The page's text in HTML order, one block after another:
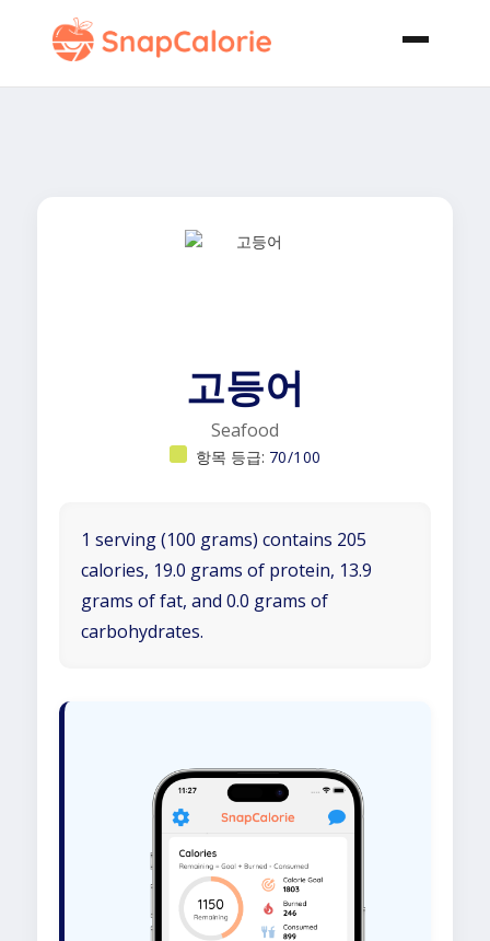
고등어
Seafood
항목 등급: 70/100
1 serving (100 grams) contains 205
calories, 19.0 grams of protein, 13.9
grams of fat, and 0.0 grams of
carbohydrates.